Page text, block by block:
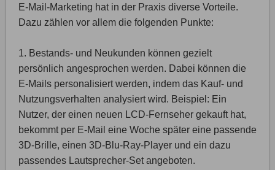
E-Mail-Marketing hat in der Praxis diverse Vorteile.
Dazu zählen vor allem die folgenden Punkte:
1. Bestands- und Neukunden können gezielt
persönlich angesprochen werden. Dabei können die
E-Mails personalisiert werden, indem das Kauf- und
Nutzungsverhalten analysiert wird. Beispiel: Ein
Nutzer, der einen neuen LCD-Fernseher gekauft hat,
bekommt per E-Mail eine Woche später eine passende
3D-Brille, einen 3D-Blu-Ray-Player und ein dazu
passendes Lautsprecher-Set angeboten.